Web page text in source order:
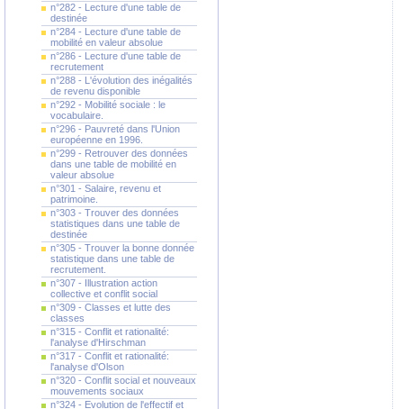
n°282 - Lecture d'une table de
destinée
n°284 - Lecture d'une table de
mobilité en valeur absolue
n°286 - Lecture d'une table de
recrutement
n°288 - L'évolution des inégalités
de revenu disponible
n°292 - Mobilité sociale : le
vocabulaire.
n°296 - Pauvreté dans l'Union
européenne en 1996.
n°299 - Retrouver des données
dans une table de mobilité en
valeur absolue
n°301 - Salaire, revenu et
patrimoine.
n°303 - Trouver des données
statistiques dans une table de
destinée
n°305 - Trouver la bonne donnée
statistique dans une table de
recrutement.
n°307 - Illustration action
collective et conflit social
n°309 - Classes et lutte des
classes
n°315 - Conflit et rationalité:
l'analyse d'Hirschman
n°317 - Conflit et rationalité:
l'analyse d'Olson
n°320 - Conflit social et nouveaux
mouvements sociaux
n°324 - Evolution de l'effectif et